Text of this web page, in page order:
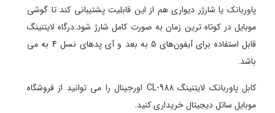
پاوربانک یا شارژر دیواری هم از این قابلیت پشتیبانی کند تا گوشی
موبایل در کوتاه ترین زمان به صورت کامل شارژ شود.درگاه لایتنینگ
قابل استفاده برای آیفون‌های 5 به بعد و آی پد‌های نسل 4 به می
باشد.
کابل پاوربانک لایتنینگ CL-988 اورجینال را می توانید از فروشگاه
موبایل ساتل دیجیتال خریداری کنید.